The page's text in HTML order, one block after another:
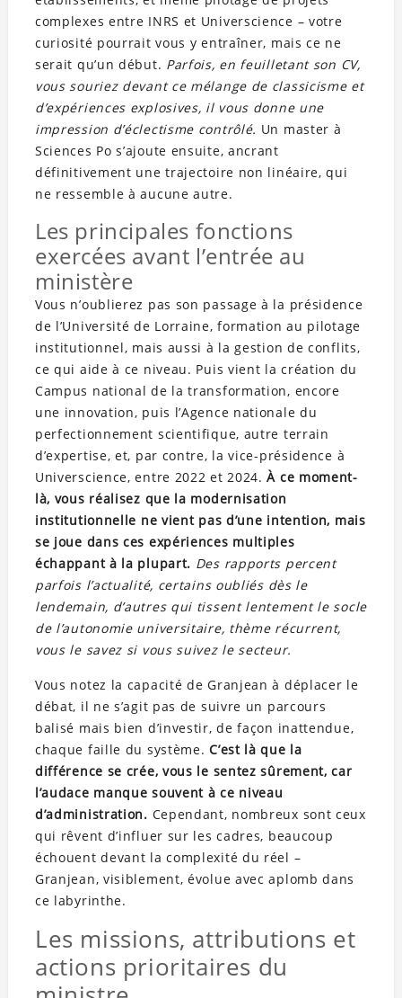
complexes entre INRS et Universcience – votre
curiosité pourrait vous y entraîner, mais ce ne
serait qu’un début. Parfois, en feuilletant son CV,
vous souriez devant ce mélange de classicisme et
d’expériences explosives, il vous donne une
impression d’éclectisme contrôlé. Un master à
Sciences Po s’ajoute ensuite, ancrant
définitivement une trajectoire non linéaire, qui
ne ressemble à aucune autre.
Les principales fonctions
exercées avant l’entrée au
ministère
Vous n’oublierez pas son passage à la présidence
de l’Université de Lorraine, formation au pilotage
institutionnel, mais aussi à la gestion de conflits,
ce qui aide à ce niveau. Puis vient la création du
Campus national de la transformation, encore
une innovation, puis l’Agence nationale du
perfectionnement scientifique, autre terrain
d’expertise, et, par contre, la vice-présidence à
Universcience, entre 2022 et 2024.À ce moment-
là, vous réalisez que la modernisation
institutionnelle ne vient pas d’une intention, mais
se joue dans ces expériences multiples
échappant à la plupart. Des rapports percent
parfois l’actualité, certains oubliés dès le
lendemain, d’autres qui tissent lentement le socle
de l’autonomie universitaire, thème récurrent,
vous le savez si vous suivez le secteur.
Vous notez la capacité de Granjean à déplacer le
débat, il ne s’agit pas de suivre un parcours
balisé mais bien d’investir, de façon inattendue,
chaque faille du système.C’est là que la
différence se crée, vous le sentez sûrement, car
l’audace manque souvent à ce niveau
d’administration. Cependant, nombreux sont ceux
qui rêvent d’influer sur les cadres, beaucoup
échouent devant la complexité du réel –
Granjean, visiblement, évolue avec aplomb dans
ce labyrinthe.
Les missions, attributions et
actions prioritaires du